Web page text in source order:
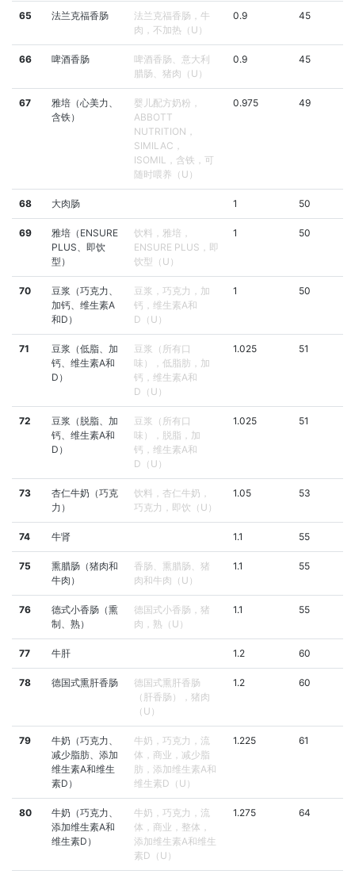
65 法兰克福香肠
法兰克福香肠，牛
肉，不加热（U）
0.9 45
66 啤酒香肠
啤酒香肠、意大利
腊肠、猪肉（U）
0.9 45
67
雅培（心美力、
含铁）
婴儿配方奶粉，
ABBOTT
NUTRITION，
SIMILAC，
ISOMIL，含铁，可
随时喂养（U）
0.975 49
68 大肉肠 1 50
69
雅培（ENSURE
PLUS、即饮
型）
饮料，雅培，
ENSURE PLUS，即
饮型（U）
1 50
70
豆浆（巧克力、
加钙、维生素A
和D）
豆浆，巧克力，加
钙，维生素A和
D（U）
1 50
71
豆浆（低脂、加
钙、维生素A和
D）
豆浆（所有口
味），低脂肪，加
钙，维生素A和
D（U）
1.025 51
72
豆浆（脱脂、加
钙、维生素A和
D）
豆浆（所有口
味），脱脂，加
钙，维生素A和
D（U）
1.025 51
73
杏仁牛奶（巧克
力）
饮料，杏仁牛奶，
巧克力，即饮（U）
1.05 53
74 牛肾 1.1 55
75
熏腊肠（猪肉和
牛肉）
香肠、熏腊肠、猪
肉和牛肉（U）
1.1 55
76
德式小香肠（熏
制、熟）
德国式小香肠，猪
肉，熟（U）
1.1 55
77 牛肝 1.2 60
78 德国式熏肝香肠
德国式熏肝香肠
（肝香肠），猪肉
（U）
1.2 60
79
牛奶（巧克力、
减少脂肪、添加
维生素A和维生
素D）
牛奶，巧克力，流
体，商业，减少脂
肪，添加维生素A和
维生素D（U）
1.225 61
80
牛奶（巧克力、
添加维生素A和
维生素D）
牛奶，巧克力，流
体，商业，整体，
添加维生素A和维生
素D（U）
1.275 64